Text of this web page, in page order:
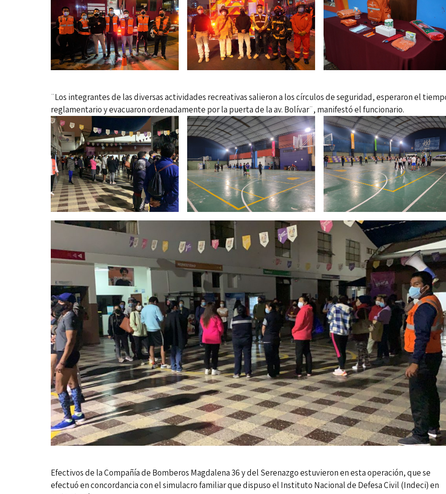
¨Los integrantes de las diversas actividades recreativas salieron a los círculos de seguridad, esperaron el
reglamentario y evacuaron ordenadamente por la puerta de la av. Bolívar¨, manifestó el funcionario.
Efectivos de la Compañía de Bomberos Magdalena 36 y del Serenazgo estuvieron en esta operación, que se
efectuó en concordancia con el simulacro familiar que dispuso el Instituto Nacional de Defesa Civil (Indeci) en